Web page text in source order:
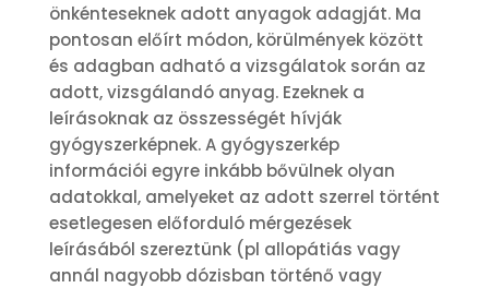
önkénteseknek adott anyagok adagját. Ma
pontosan előírt módon, körülmények között
és adagban adható a vizsgálatok során az
adott, vizsgálandó anyag. Ezeknek a
leírásoknak az összességét hívják
gyógyszerképnek. A gyógyszerkép
információi egyre inkább bővülnek olyan
adatokkal, amelyeket az adott szerrel történt
esetlegesen előforduló mérgezések
leírásából szereztünk (pl allopátiás vagy
annál nagyobb dózisban történő vagy